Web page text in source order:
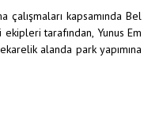
çalışmaları kapsamında Bel
tarafından, Yunus Em
alanda park yapımına